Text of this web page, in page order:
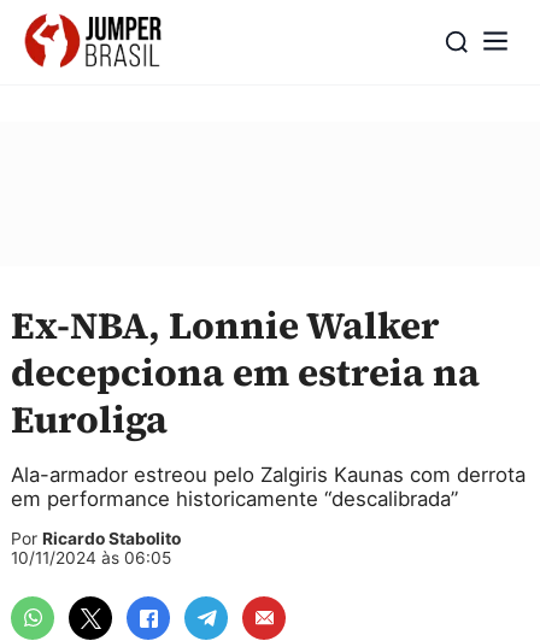
Ex-NBA, Lonnie Walker
decepciona em estreia na
Euroliga
Ala-armador estreou pelo Zalgiris Kaunas com derrota
em performance historicamente “descalibrada”
Por Ricardo Stabolito
10/11/2024 às 06:05